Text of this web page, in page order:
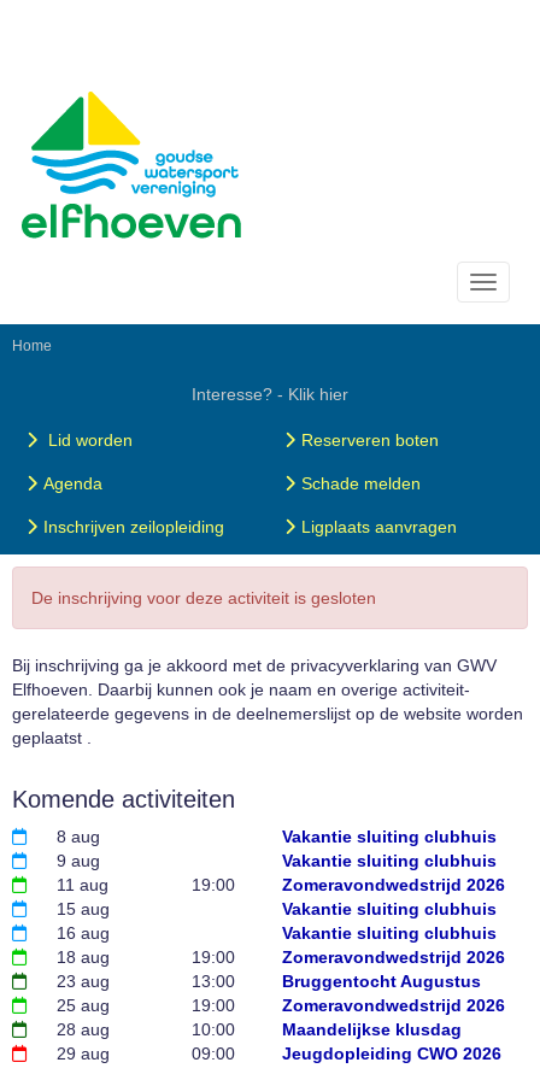
Toggle
Home
Interesse? - Klik hier
Lid worden Reserveren boten
Agenda Schade melden
Inschrijven zeilopleiding Ligplaats aanvragen
De inschrijving voor deze activiteit is gesloten
Bij inschrijving ga je akkoord met de privacyverklaring van GWV
Elfhoeven. Daarbij kunnen ook je naam en overige activiteit-
gerelateerde gegevens in de deelnemerslijst op de website worden
geplaatst .
Komende activiteiten
8 aug
Vakantie sluiting clubhuis
9 aug
Vakantie sluiting clubhuis
11 aug
19:00
Zomeravondwedstrijd 2026
15 aug
Vakantie sluiting clubhuis
16 aug
Vakantie sluiting clubhuis
18 aug
19:00
Zomeravondwedstrijd 2026
23 aug
13:00
Bruggentocht Augustus
25 aug
19:00
Zomeravondwedstrijd 2026
28 aug
10:00
Maandelijkse klusdag
29 aug
09:00 Jeugdopleiding CWO 2026